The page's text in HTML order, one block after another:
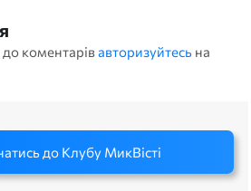
коментарівавторизуйтесь на
до Клубу МикВісті